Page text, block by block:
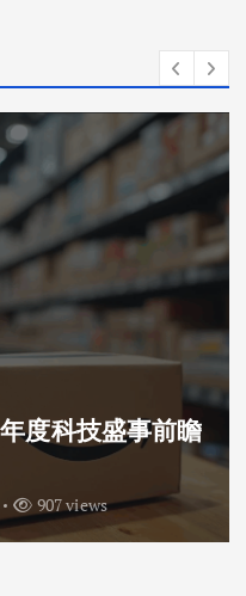
度科技盛事前瞻
907 views